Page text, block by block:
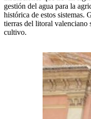
gestión del agua para la
histórica de estos sistemas.
tierras del litoral valenciano
cultivo.